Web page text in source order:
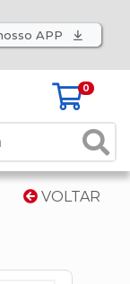
APP
0
VOLTAR